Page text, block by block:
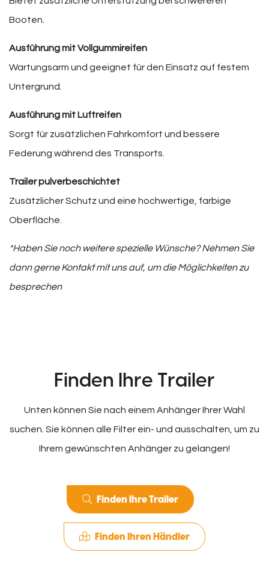
Booten.
Ausführung mit Vollgummireifen
Wartungsarm und geeignet für den Einsatz auf festem
Untergrund.
Ausführung mit Luftreifen
Sorgt für zusätzlichen Fahrkomfort und bessere
Federung während des Transports.
Trailer pulverbeschichtet
Zusätzlicher Schutz und eine hochwertige, farbige
Oberfläche.
*Haben Sie noch weitere spezielle Wünsche? Nehmen Sie
dann gerne Kontakt mit uns auf, um die Möglichkeiten zu
besprechen
Finden Ihre Trailer
Unten können Sie nach einem Anhänger Ihrer Wahl
suchen. Sie können alle Filter ein- und ausschalten, um zu
Ihrem gewünschten Anhänger zu gelangen!
Finden Ihre Trailer
Finden Ihren Händler